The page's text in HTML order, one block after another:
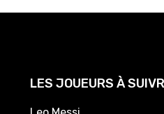
LES JOUEURS À